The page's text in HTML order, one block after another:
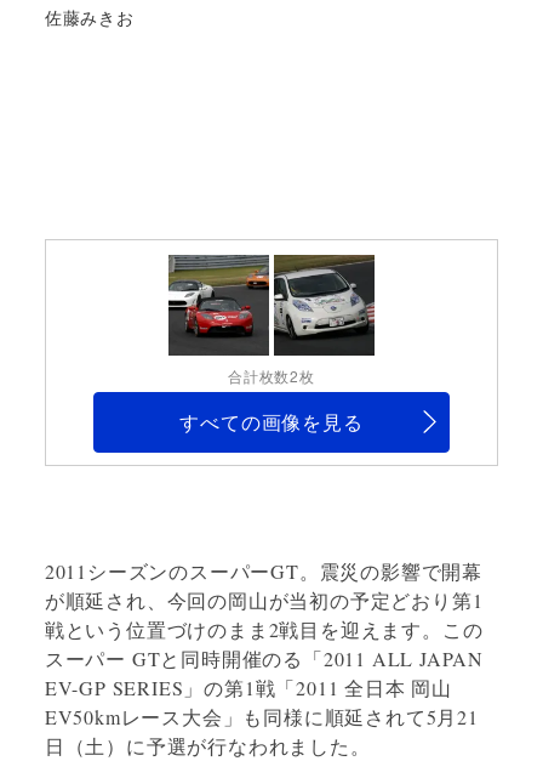
著
佐藤みきお
合計枚数2枚
すべての画像を見る
2011シーズンのスーパーGT。震災の影響で開幕
が順延され、今回の岡山が当初の予定どおり第1
戦という位置づけのまま2戦目を迎えます。この
スーパー GTと同時開催のる「2011 ALL JAPAN
EV-GP SERIES」の第1戦「2011 全日本 岡山
EV50kmレース大会」も同様に順延されて5月21
日（土）に予選が行なわれました。